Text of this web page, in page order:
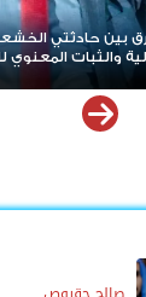
هاني بن بريك:
الصف للوصول